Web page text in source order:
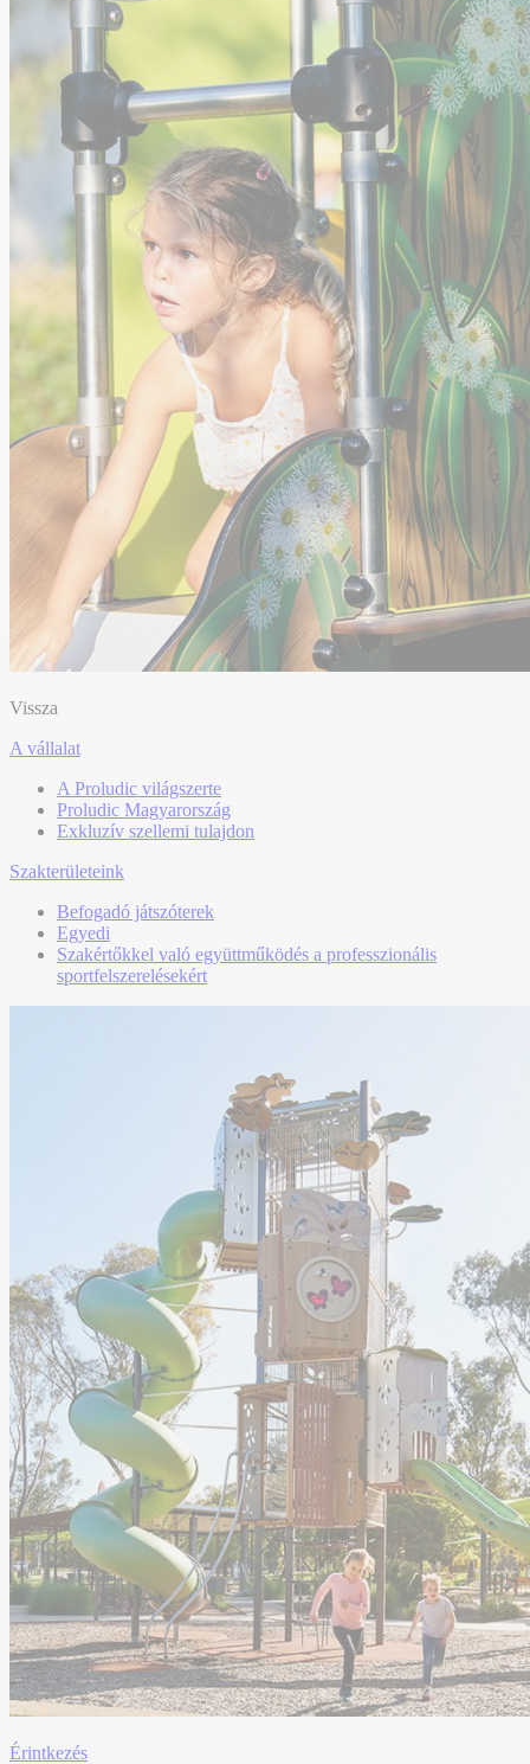
Vissza
A vállalat
A Proludic világszerte
Proludic Magyarország
Exkluzív szellemi tulajdon
Szakterületeink
Befogadó játszóterek
Egyedi
Szakértőkkel való együttműködés a professzionális
sportfelszerelésekért
Érintkezés